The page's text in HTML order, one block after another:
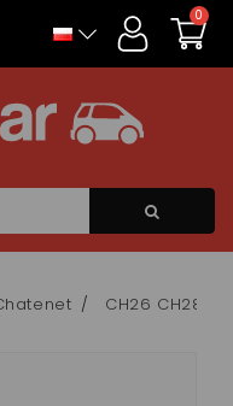
0
CH26 CH28